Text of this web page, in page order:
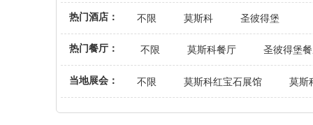
热门酒店： 不限 莫斯科 圣彼得堡
不限 莫斯科红宝石展馆 莫斯
当地展会：
不限 莫斯科餐厅 圣彼得堡
热门餐厅：